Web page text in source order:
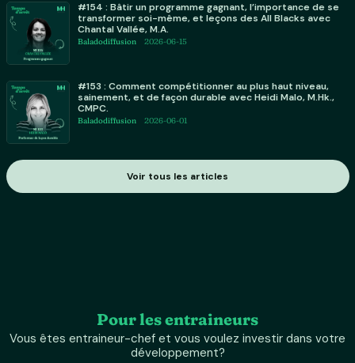
#154 : Bâtir un programme gagnant, l’importance de se
transformer soi-même, et leçons des All Blacks avec
Chantal Vallée, M.A.
Baladodiffusion 2026-06-15
#153 : Comment compétitionner au plus haut niveau,
sainement, et de façon durable avec Heidi Malo, M.Hk.,
CMPC.
Baladodiffusion 2026-06-01
Voir tous les articles
Pour les entraineurs
Vous êtes entraineur-chef et vous voulez investir dans votre
développement?